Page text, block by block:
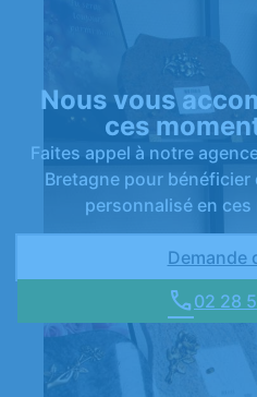
Nous vous
ces
Faites appel à notre
Bretagne pour bénéficier
personnalisé en
Demande
02 28